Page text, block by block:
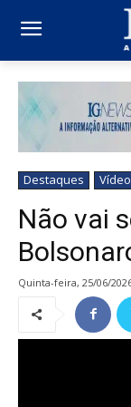
Destaques
Não vai
quinta-feira, 25/06/